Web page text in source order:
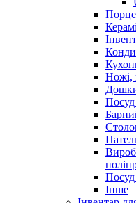
Ножі,
Посуд
Посуд
Інше